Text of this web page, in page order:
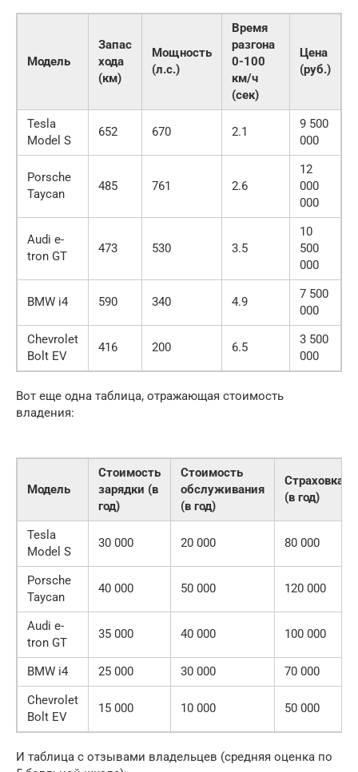
Модель
Запас
хода
(км)
Мощность
(л.с.)
Время
разгона
0-100
км/ч
(сек)
Цена
(руб.)
Tesla
Model S
652 670 2.1
9 500
000
Porsche
Taycan
485 761 2.6
12
000
000
Audi e-
tron GT
473 530 3.5
10
500
000
BMW i4 590 340 4.9
7 500
000
Chevrolet
Bolt EV
416 200 6.5
3 500
000
Вот еще одна таблица, отражающая стоимость
владения:
Модель
Стоимость
зарядки (в
год)
Стоимость
обслуживания
(в год)
Страховка
(в год)
Tesla
Model S
30 000 20 000 80 000
Porsche
Taycan
40 000 50 000 120 000
Audi e-
tron GT
35 000 40 000 100 000
BMW i4 25 000 30 000
70 000
Chevrolet
Bolt EV
15 000 10 000 50 000
И таблица с отзывами владельцев (средняя оценка по